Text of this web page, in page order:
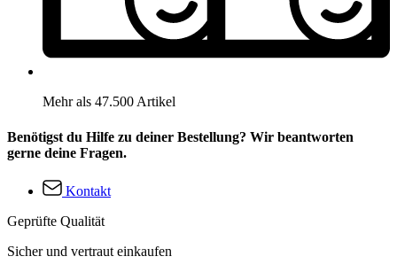
Mehr als 47.500 Artikel
Benötigst du Hilfe zu deiner Bestellung? Wir beantworten
gerne deine Fragen.
Kontakt
Geprüfte Qualität
Sicher und vertraut einkaufen